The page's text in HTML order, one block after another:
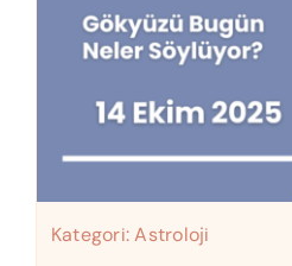
Kategori:Astroloji